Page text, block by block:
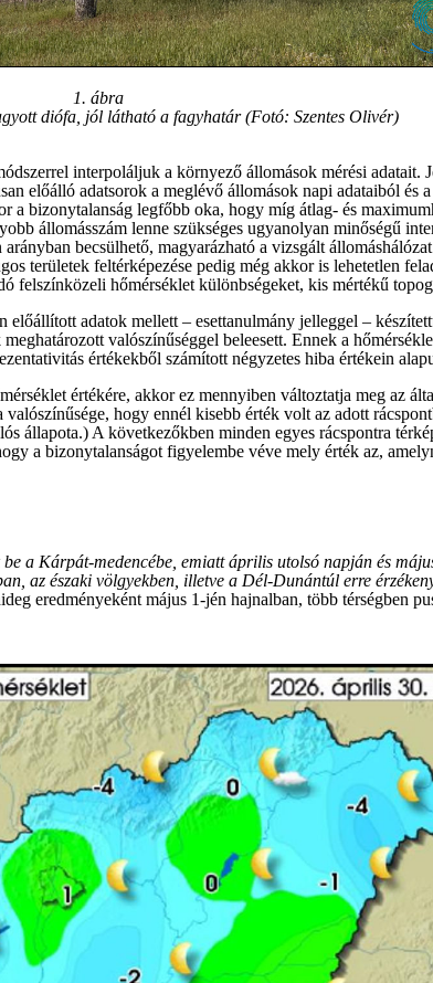
1. ábra
diófa, jól látható a fagyhatár (Fotó: Szentes Olivér)
interpoláljuk a környező állomások mérési adatait.
előálló adatsorok a meglévő állomások napi adataiból és
bizonytalanság legfőbb oka, hogy míg átlag- és
állomásszám lenne szükséges ugyanolyan minőségű
becsülhető, magyarázható a vizsgált
területek feltérképezése pedig még akkor is lehetetlen
felszínközeli hőmérséklet különbségeket, kis mértékű
adatok mellett – esettanulmány jelleggel –
valószínűséggel beleesett. Ennek a
értékekből számított négyzetes hiba értékein
értékére, akkor ez mennyiben változtatja meg az
hogy ennél kisebb érték volt az adott
állapota.) A következőkben minden egyes rácspontra
a bizonytalanságot figyelembe véve mely érték az,
a Kárpát-medencébe, emiatt április utolsó napján és
az északi völgyekben, illetve a Dél-Dunántúl erre
eredményeként május 1-jén hajnalban, több térségben